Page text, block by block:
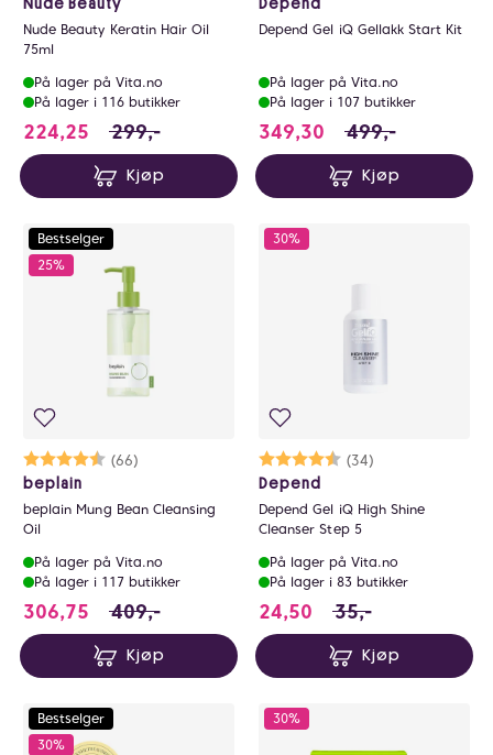
Nude Beauty Keratin Hair Oil
75ml
På lager på Vita.no
På lager i 116 butikker
224,25 224.25 i stedet for 299 NOK, du sparer 74.75
299,-
Kjøp
Depend Gel iQ Gellakk Start Kit
På lager på Vita.no
På lager i 107 butikker
349,30 349.3 i stedet for
499,-
Kjøp
Bestselger
25%
Karakter:
(66)
4.7 av 5 mulige
beplain
beplain Mung Bean Cleansing
Oil
På lager på Vita.no
På lager i 117 butikker
306,75 306.75 i stedet for 409 NOK, du sparer
409,-
Kjøp
30%
Karakter:
(34)
4.4 av 5 mulige
Depend
Depend Gel iQ High Shine
Cleanser Step 5
På lager på Vita.no
På lager i 83 butikker
24,50 24.5 i stedet for 35
35,-
Kjøp
Bestselger
30%
30%